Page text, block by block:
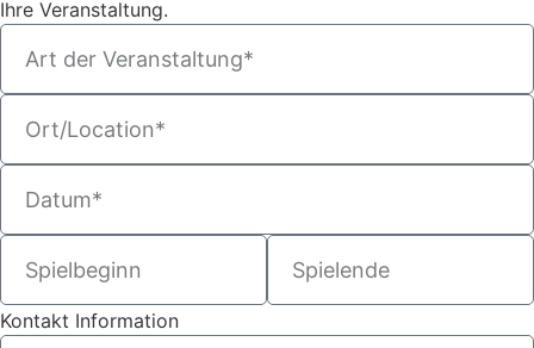
Ihre Veranstaltung.
Kontakt Information